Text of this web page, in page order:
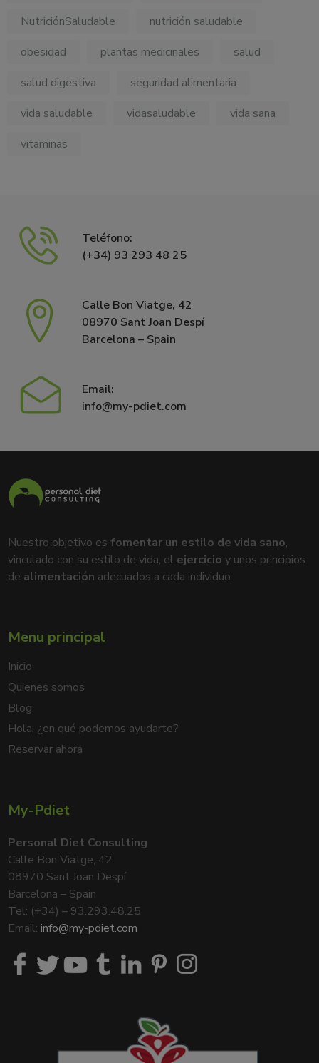
NutriciónSaludable
nutrición saludable
obesidad
plantas medicinales
salud
salud digestiva
seguridad alimentaria
vida saludable
vidasaludable
vida sana
vitaminas
Teléfono:
(+34) 93 293 48 25
Calle Bon Viatge, 42
08970 Sant Joan Despí
Barcelona – Spain
Email:
info@my-pdiet.com
Nuestro objetivo esfomentar un estilo de vida sano,
vinculado con su estilo de vida, el ejercicio y unos principios
de alimentación adecuados a cada individuo.
Menu principal
Inicio
Quienes somos
Blog
Hola, ¿en qué podemos ayudarte?
Reservar ahora
My-Pdiet
Personal Diet Consulting
Calle Bon Viatge, 42
08970 Sant Joan Despí
Barcelona – Spain
Tel: (+34) – 93.293.48.25
Email:info@my-pdiet.com